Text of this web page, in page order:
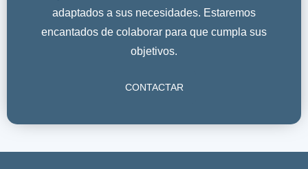
adaptados a sus necesidades. Estaremos
encantados de colaborar para que cumpla sus
objetivos.
CONTACTAR